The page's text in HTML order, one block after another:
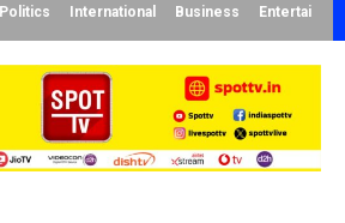
Politics International Business